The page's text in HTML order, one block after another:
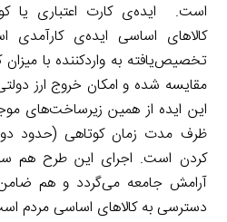
است. ایده‌ی کارت اعتباری یا
کالاهای اساسی ایده‌ی
تخصیص‌یافته به واردکننده با
مقایسه شده و امکان خروج ارز
این ایده از همین زیرساخت‌های
ظرف مدت زمان کوتاهی (حدود دو
کردن است. اجرای این طرح هم
آرامش جامعه می‌گردد و هم
دسترسی به کالاهای اساسی مردم